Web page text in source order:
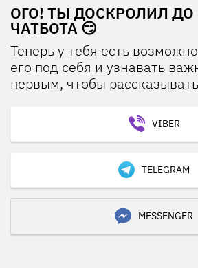
ОГО! ТЫ ДОСКРОЛИЛ
ЧАТБОТА 😏
Теперь у тебя есть
его под себя и узнавать
первым, чтобы
VIBER
TELEGRAM
MESSENGER